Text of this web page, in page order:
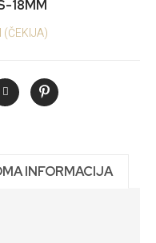
18MM
(ČEKIJA)
INFORMACIJA